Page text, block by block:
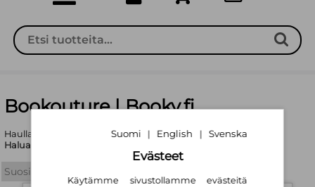
Bookouture | Booky.fi
Haullasi löytyi yhteensä 2700 tuotetta
Haluatko tarkentaa hakukriteerejä?
Suomi | English | Svenska
Evästeet
Käytämme sivustollamme evästeitä